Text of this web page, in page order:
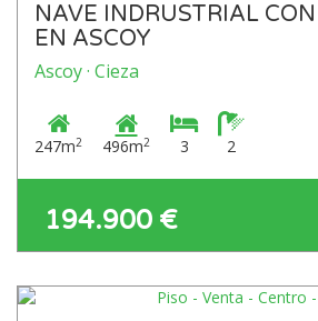
NAVE INDRUSTRIAL
EN ASCOY
Ascoy · Cieza
247m2 496m2 3 2
194.900 €